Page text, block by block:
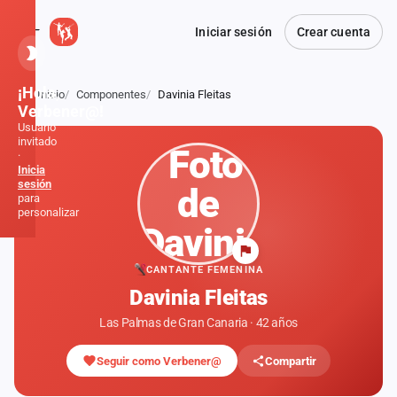
Iniciar sesión Crear cuenta
Atrás
Inicio Componentes Davinia Fleitas
CANTANTE FEMENINA
Davinia Fleitas
Las Palmas de Gran Canaria · 42 años
Seguir como Verbener@ Compartir
¡Hola,
Verbener@!
Usuario
invitado
·
Inicia
sesión
para
personalizar
Formaciones